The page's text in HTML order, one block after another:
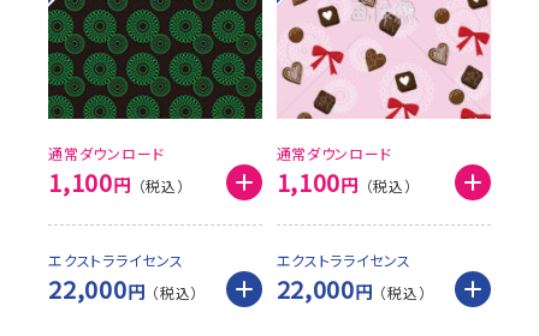
通常ダウンロード
1,100円
エクストラライセンス
22,000円
通常ダウンロード
1,100円
エクストラライセンス
22,000円